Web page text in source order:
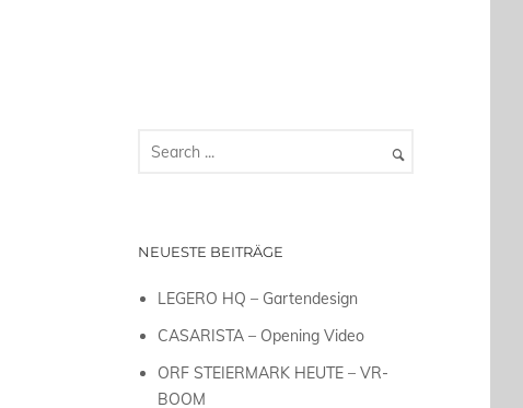
NEUESTE BEITRÄGE
LEGERO HQ – Gartendesign
CASARISTA – Opening Video
ORF STEIERMARK HEUTE – VR-
BOOM